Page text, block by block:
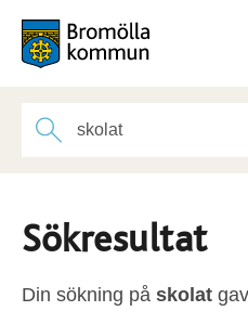
Sökresultat
Din sökning på skolat gav